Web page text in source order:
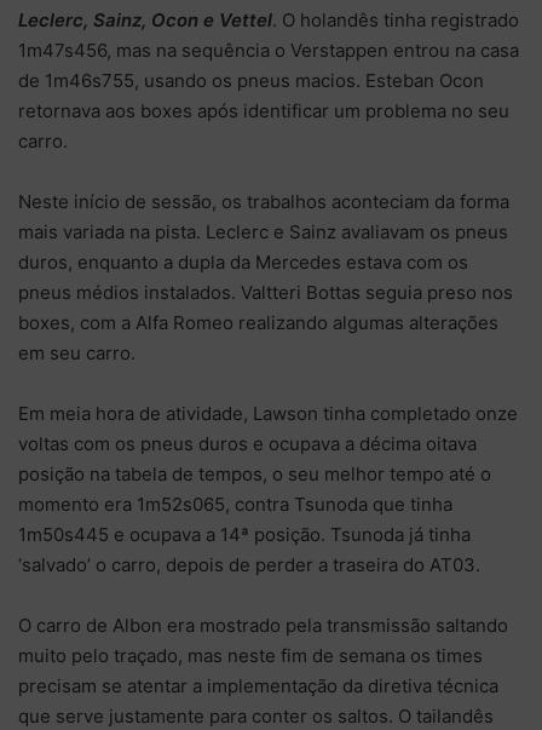
Leclerc, Sainz, Ocon e Vettel. O holandês tinha registrado
1m47s456, mas na sequência o Verstappen entrou na casa
de 1m46s755, usando os pneus macios. Esteban Ocon
retornava aos boxes após identificar um problema no seu
carro.
Neste início de sessão, os trabalhos aconteciam da forma
mais variada na pista. Leclerc e Sainz avaliavam os pneus
duros, enquanto a dupla da Mercedes estava com os
pneus médios instalados. Valtteri Bottas seguia preso nos
boxes, com a Alfa Romeo realizando algumas alterações
em seu carro.
Em meia hora de atividade, Lawson tinha completado onze
voltas com os pneus duros e ocupava a décima oitava
posição na tabela de tempos, o seu melhor tempo até o
momento era 1m52s065, contra Tsunoda que tinha
1m50s445 e ocupava a 14ª posição. Tsunoda já tinha
‘salvado’ o carro, depois de perder a traseira do AT03.
O carro de Albon era mostrado pela transmissão saltando
muito pelo traçado, mas neste fim de semana os times
precisam se atentar a implementação da diretiva técnica
que serve justamente para conter os saltos. O tailandês